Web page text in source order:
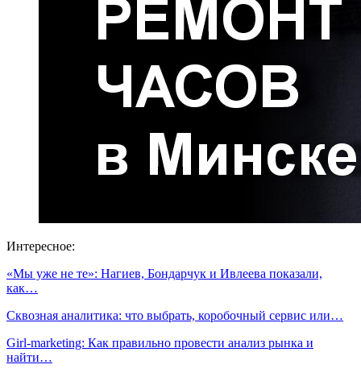
Интересное:
«Мы уже не те»: Нагиев, Бондарчук и Ивлеева показали,
как…
Сквозная аналитика: что выбрать, коробочный сервис или…
Girl-marketing: Как правильно провести анализ рынка и
найти…